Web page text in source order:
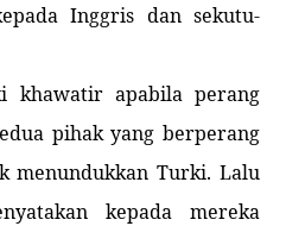
Inggris dan sekutu-
khawatir apabila perang
pihak yang berperang
menundukkan Turki. Lalu
kepada mereka